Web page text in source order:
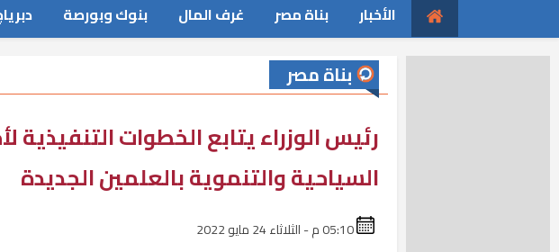
الأخبار بناة مصر غرف المال بنوك وبورصة
بناة مصر
رئيس الوزراء يتابع الخطوات التنفيذية
السياحية والتنموية بالعلمين الجديدة